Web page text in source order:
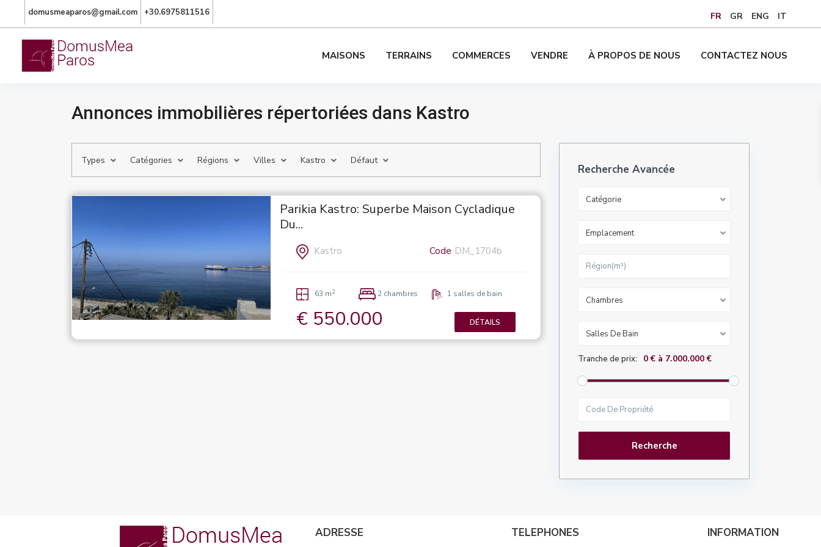
domusmeaparos@gmail.com +30.6975811516 FR GR ENG IT
MAISONS TERRAINS COMMERCES VENDRE À PROPOS DE NOUS CONTACTEZ NOUS
Annonces immobilières répertoriées dans Kastro
Types Catégories Régions Villes Kastro Défaut
Parikia Kastro: Superbe Maison Cycladique
Du...
Kastro Code DM_1704b
63 m2 2 chambres 1 salles de bain
€ 550.000 DÉTAILS
Recherche Avancée
Catégorie
Emplacement
Chambres
Salles De Bain
Tranche de prix: 0 € à 7.000.000 €
Recherche
ADRESSE TELEPHONES INFORMATION